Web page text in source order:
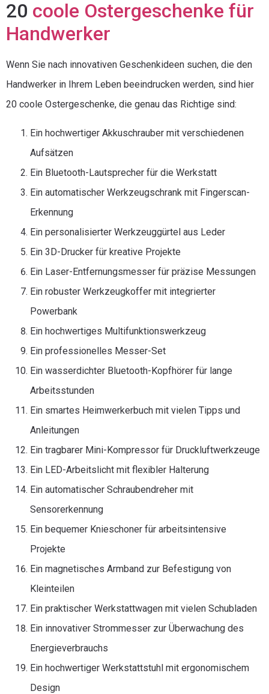
20 coole Ostergeschenke für
Handwerker
Wenn Sie nach innovativen Geschenkideen suchen, die den
Handwerker in Ihrem Leben beeindrucken werden, sind hier
20 coole Ostergeschenke, die genau das Richtige sind:
Ein hochwertiger Akkuschrauber mit verschiedenen
Aufsätzen
Ein Bluetooth-Lautsprecher für die Werkstatt
Ein automatischer Werkzeugschrank mit Fingerscan-
Erkennung
Ein personalisierter Werkzeuggürtel aus Leder
Ein 3D-Drucker für kreative Projekte
Ein Laser-Entfernungsmesser für präzise Messungen
Ein robuster Werkzeugkoffer mit integrierter
Powerbank
Ein hochwertiges Multifunktionswerkzeug
Ein professionelles Messer-Set
Ein wasserdichter Bluetooth-Kopfhörer für lange
Arbeitsstunden
Ein smartes Heimwerkerbuch mit vielen Tipps und
Anleitungen
Ein tragbarer Mini-Kompressor für Druckluftwerkzeuge
Ein LED-Arbeitslicht mit flexibler Halterung
Ein automatischer Schraubendreher mit
Sensorerkennung
Ein bequemer Knieschoner für arbeitsintensive
Projekte
Ein magnetisches Armband zur Befestigung von
Kleinteilen
Ein praktischer Werkstattwagen mit vielen Schubladen
Ein innovativer Strommesser zur Überwachung des
Energieverbrauchs
Ein hochwertiger Werkstattstuhl mit ergonomischem
Design